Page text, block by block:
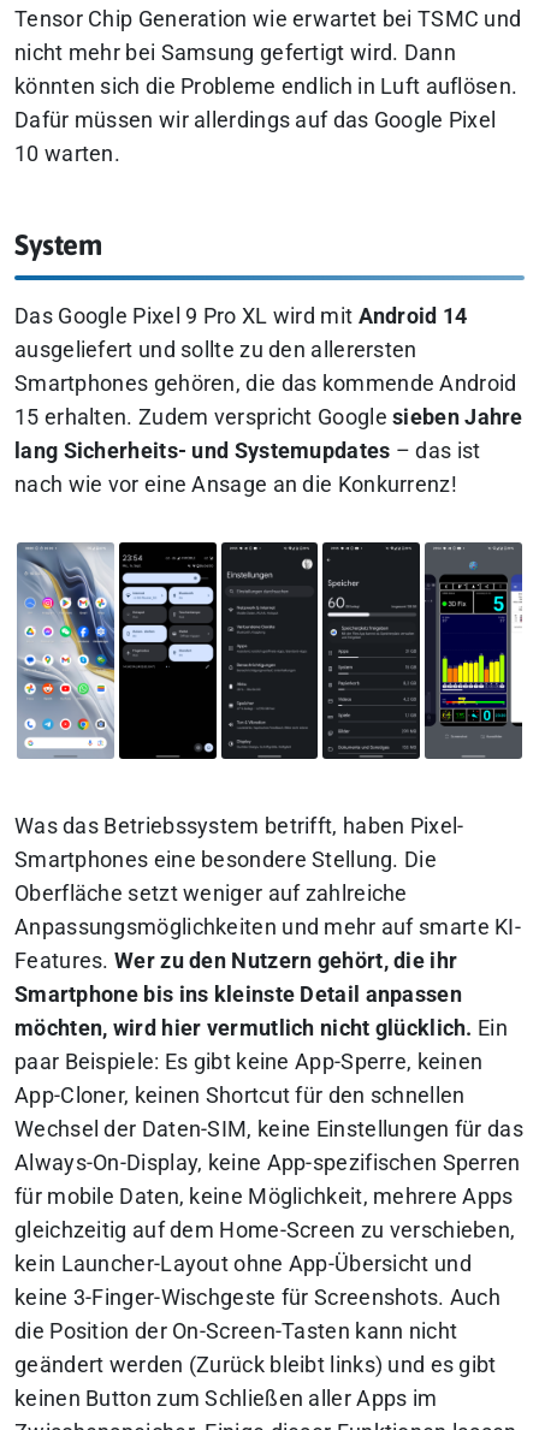
Tensor Chip Generation wie erwartet bei TSMC und
nicht mehr bei Samsung gefertigt wird. Dann
könnten sich die Probleme endlich in Luft auflösen.
Dafür müssen wir allerdings auf das Google Pixel
10 warten.
System
Das Google Pixel 9 Pro XL wird mit Android 14
ausgeliefert und sollte zu den allerersten
Smartphones gehören, die das kommende Android
15 erhalten. Zudem verspricht Googlesieben Jahre
lang Sicherheits- und Systemupdates – das ist
nach wie vor eine Ansage an die Konkurrenz!
Was das Betriebssystem betrifft, haben Pixel-
Smartphones eine besondere Stellung. Die
Oberfläche setzt weniger auf zahlreiche
Anpassungsmöglichkeiten und mehr auf smarte KI-
Features.Wer zu den Nutzern gehört, die ihr
Smartphone bis ins kleinste Detail anpassen
möchten, wird hier vermutlich nicht glücklich. Ein
paar Beispiele: Es gibt keine App-Sperre, keinen
App-Cloner, keinen Shortcut für den schnellen
Wechsel der Daten-SIM, keine Einstellungen für das
Always-On-Display, keine App-spezifischen Sperren
für mobile Daten, keine Möglichkeit, mehrere Apps
gleichzeitig auf dem Home-Screen zu verschieben,
kein Launcher-Layout ohne App-Übersicht und
keine 3-Finger-Wischgeste für Screenshots. Auch
die Position der On-Screen-Tasten kann nicht
geändert werden (Zurück bleibt links) und es gibt
keinen Button zum Schließen aller Apps im